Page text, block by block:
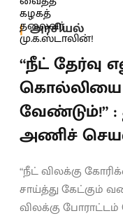
அரசியல்
“நீட் தேர்வு
கொல்லியை
வேண்டும்!” :
அணிச்
“நீட் விலக்கு
சாய்த்து கேட்கும்
விலக்கு போராட்டம்